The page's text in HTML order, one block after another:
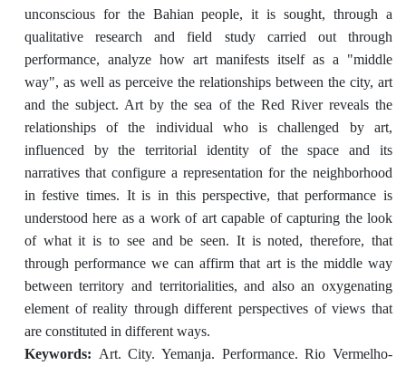
unconscious for the Bahian people, it is sought, through a
qualitative research and field study carried out through
performance, analyze how art manifests itself as a "middle
way", as well as perceive the relationships between the city, art
and the subject. Art by the sea of ​​the Red River reveals the
relationships of the individual who is challenged by art,
influenced by the territorial identity of the space and its
narratives that configure a representation for the neighborhood
in festive times. It is in this perspective, that performance is
understood here as a work of art capable of capturing the look
of what it is to see and be seen. It is noted, therefore, that
through performance we can affirm that art is the middle way
between territory and territorialities, and also an oxygenating
element of reality through different perspectives of views that
are constituted in different ways.
Keywords: Art. City. Yemanja. Performance. Rio Vermelho-